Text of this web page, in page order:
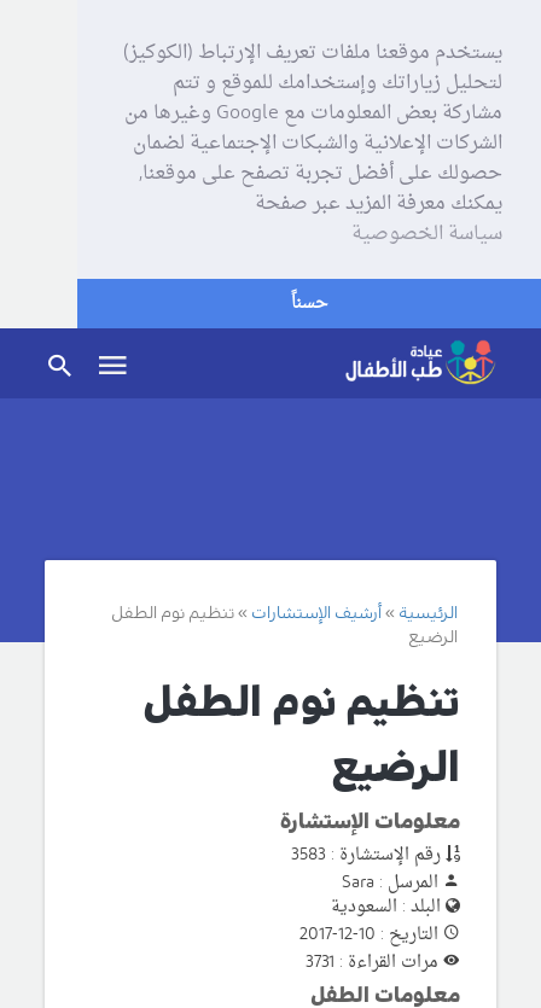
يستخدم موقعنا ملفات تعريف الإرتباط (الكوكيز)
لتحليل زياراتك وإستخدامك للموقع و تتم
مشاركة بعض المعلومات مع Google وغيرها من
الشركات الإعلانية والشبكات الإجتماعية لضمان
حصولك على أفضل تجربة تصفح على موقعنا,
يمكنك معرفة المزيد عبر صفحة
سياسة الخصوصية
حسناً
الرئيسية أرشيف الإستشارات
تنظيم نوم الطفل
الرضيع
تنظيم نوم الطفل
الرضيع
معلومات الإستشارة
رقم الإستشارة : 3583
المرسل : Sara
البلد : السعودية
التاريخ : 10-12-2017
مرات القراءة : 3731
معلومات الطفل